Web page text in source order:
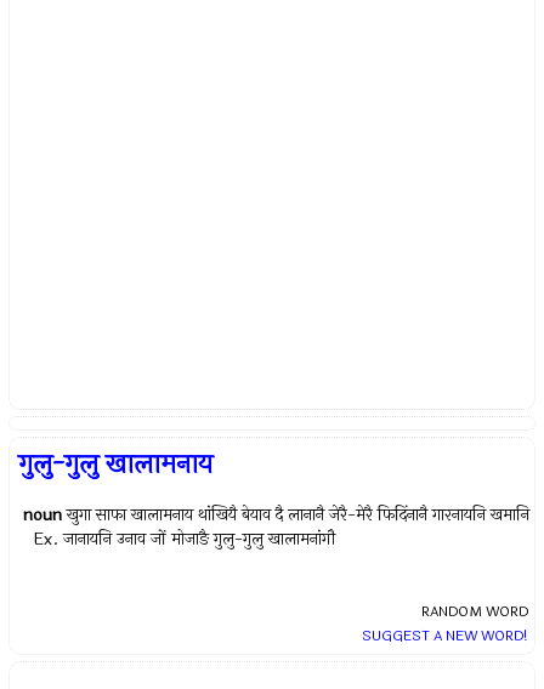
गुलु-गुलु खालामनाय
noun खुगा साफा खालामनाय थांखियै बेयाव दै लानानै जेरै-मेरै फिदिंनानै गारनायनि खमानि
Ex.जानायनि उनाव जों मोजाङै गुलु-गुलु खालामनांगौ
RANDOM WORD
SUGGEST A NEW WORD!